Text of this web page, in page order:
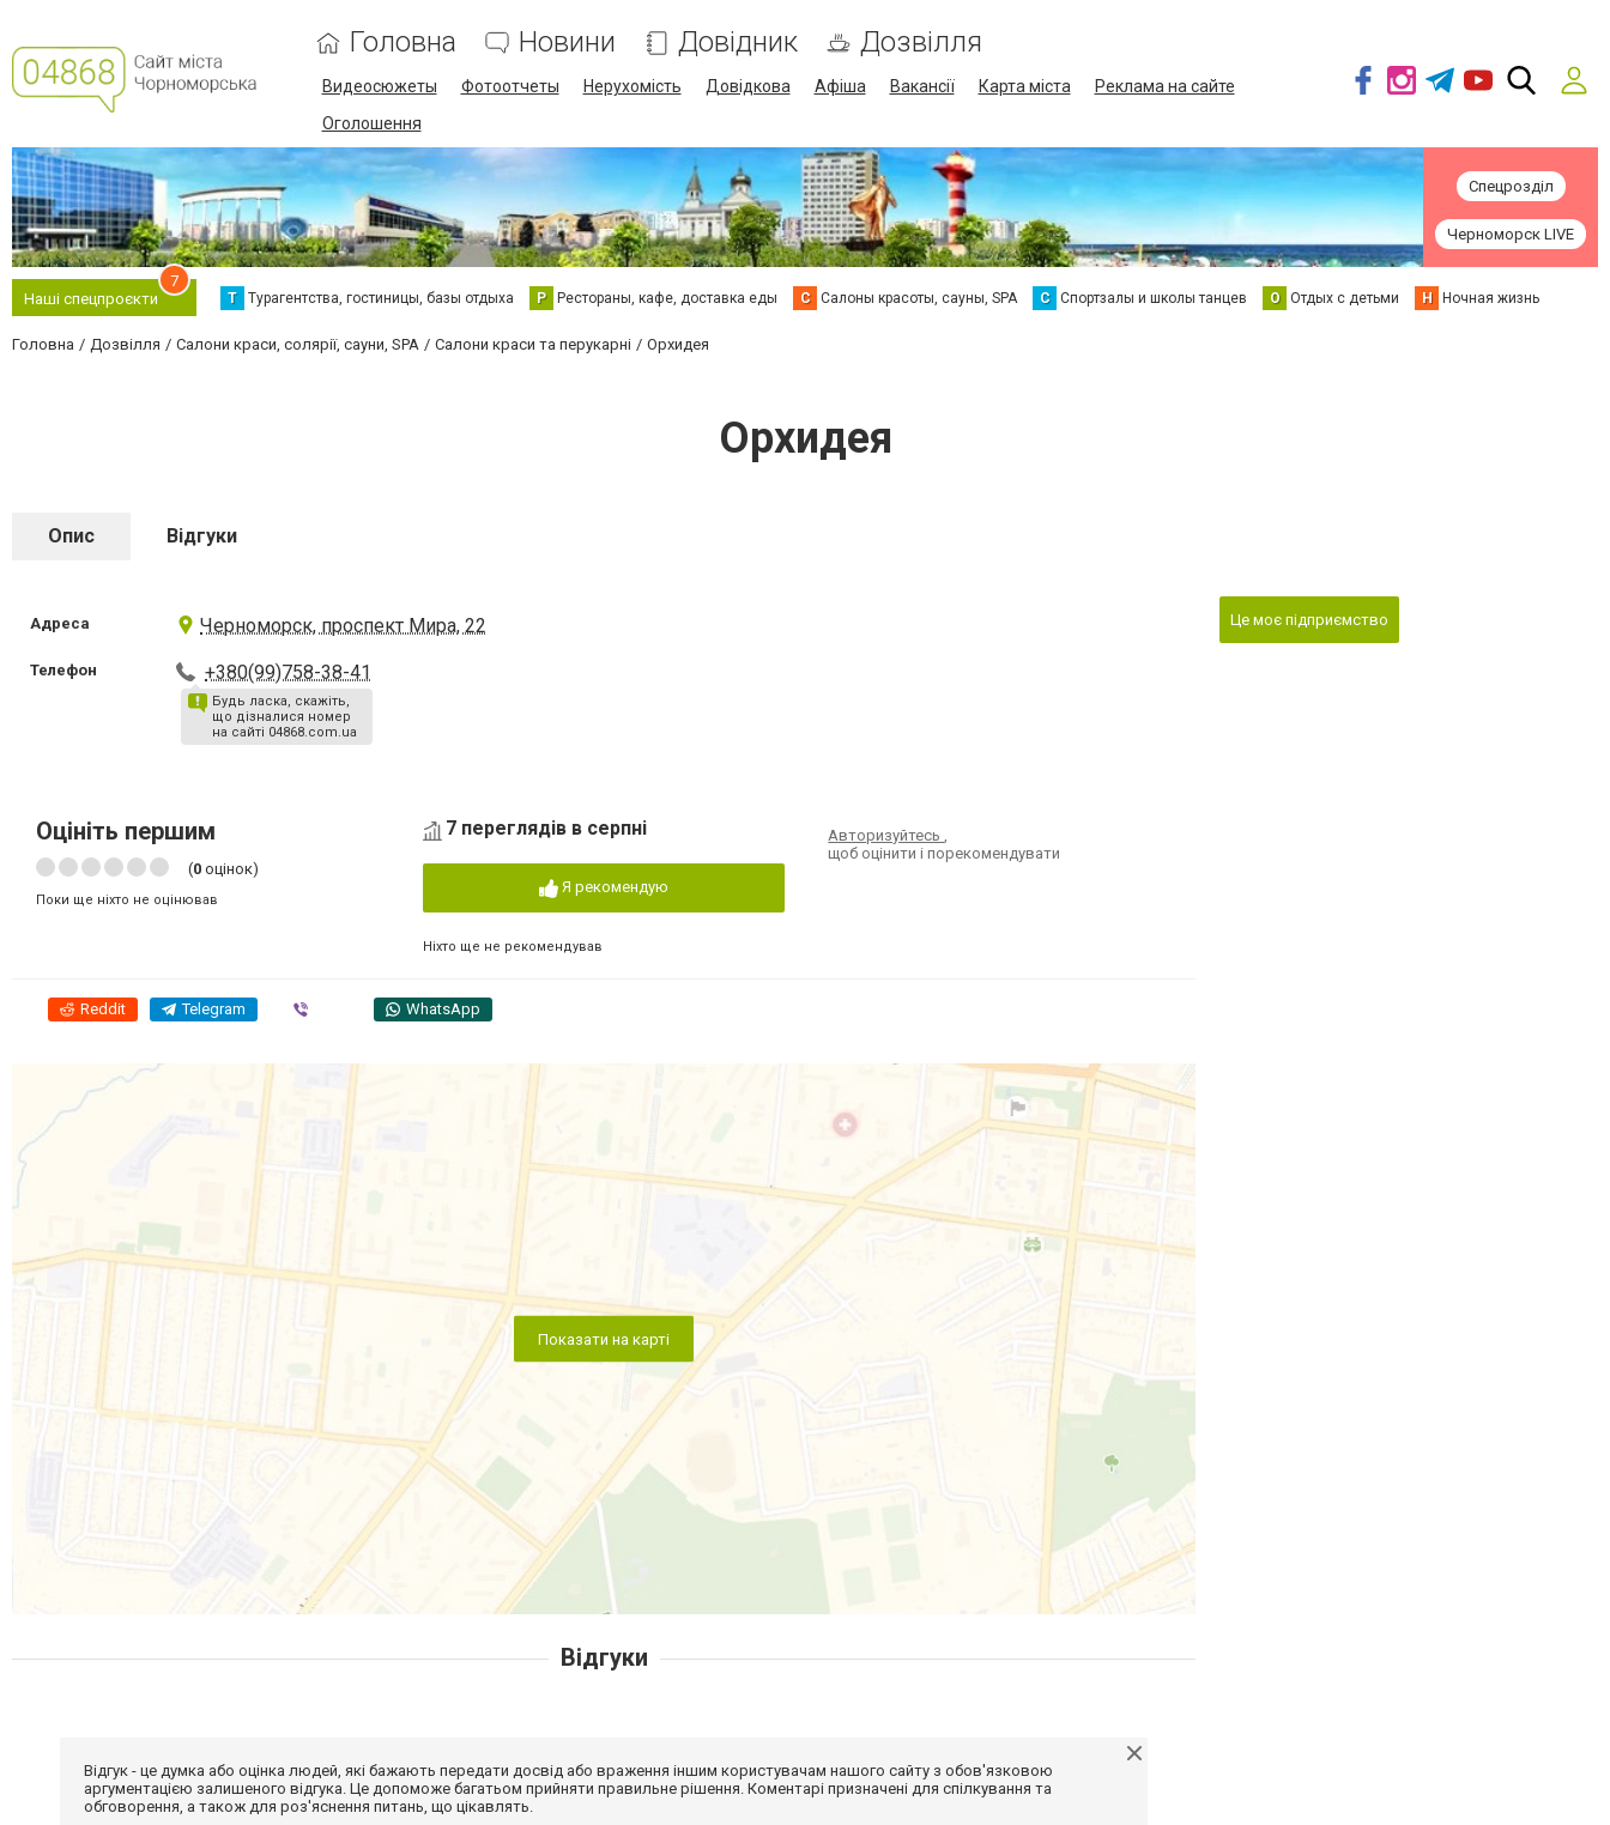
Головна Новини Довідник Дозвілля
Видеосюжеты Фотоотчеты Нерухомість Довідкова Афіша Вакансії Карта міста
Реклама на сайте
Оголошення
Спецрозділ
Черноморск LIVE
Наші спецпроєкти
7
Т Турагентства, гостиницы, базы отдыха Р Рестораны, кафе, доставка еды С Салоны красоты, сауны, SPA С Спортзалы и школы танцев О Отдых с детьми Н Ночная жизнь
Головна Дозвілля Салони краси, солярії, сауни, SPA Салони краси та перукарні Орхидея
Орхидея
Опис Відгуки
Адреса Черноморск, проспект Мира, 22
Телефон +380(99)758-38-41
Будь ласка, скажіть,
що дізналися номер
на сайті 04868.com.ua
Оцініть першим
(0 оцінок)
Поки ще ніхто не оцінював
7 переглядів в серпні
Я рекомендую
Ніхто ще не рекомендував
Авторизуйтесь,
щоб оцінити і порекомендувати
Reddit Telegram WhatsApp
Показати на карті
Це моє підприємство
Відгуки
Відгук - це думка або оцінка людей, які бажають передати досвід або враження іншим користувачам нашого сайту з обов'язковою
аргументацією залишеного відгука. Це допоможе багатьом прийняти правильне рішення. Коментарі призначені для спілкування та
обговорення, а також для роз'яснення питань, що цікавлять.